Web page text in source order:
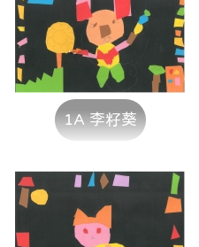
1A 李籽葵